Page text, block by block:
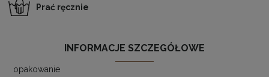
Prać ręcznie
INFORMACJE SZCZEGÓŁOWE
opakowanie